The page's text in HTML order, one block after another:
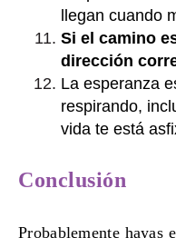
llegan cuando
Si el camino
dirección
La esperanza
respirando,
vida te está
Conclusión
Probablemente hayas